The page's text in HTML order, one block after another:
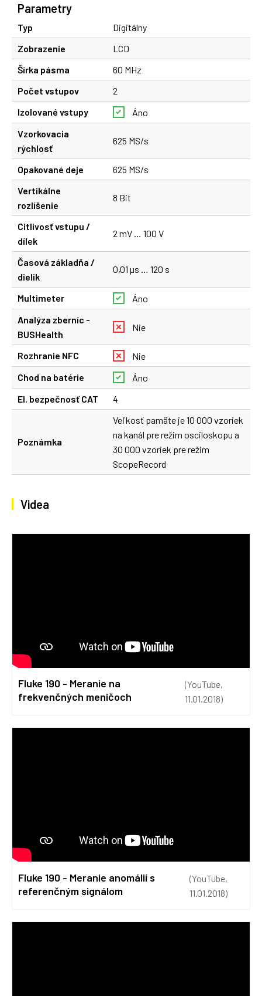
Parametry
Typ
Digitálny
Zobrazenie
LCD
Šírka pásma
60 MHz
Počet vstupov
2
Izolované vstupy
Áno
Vzorkovacia
rýchlosť
625 MS/s
Opakované deje
625 MS/s
Vertikálne
rozlíšenie
8 Bit
Citlivosť vstupu /
dílek
2 mV … 100 V
Časová základňa /
dielik
0,01 µs … 120 s
Multimeter
Áno
Analýza zberníc -
BUSHealth
Nie
Rozhranie NFC
Nie
Chod na batérie
Áno
El. bezpečnosť CAT
4
Poznámka
Veľkosť pamäte je 10 000 vzoriek
na kanál pre režim osciloskopu a
30 000 vzoriek pre režim
ScopeRecord
Videa
Fluke 190 - Meranie na
frekvenčných meničoch
(YouTube,
11.01.2018)
Fluke 190 - Meranie anomálií s
referenčným signálom
(YouTube,
11.01.2018)